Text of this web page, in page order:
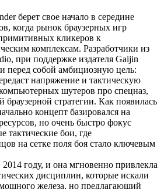
берет свое начало в середине
когда рынок браузерных игр
кликеров к
комплексам. Разработчики из
при поддержке издателя Gaijin
перед собой амбициозную цель:
напряжение и тактическую
шутеров про спецназ,
браузерной стратегии. Как появилась
концепт базировался на
но очень быстро фокус
тактические бои, где
на сетке поля боя стало ключевым
2014 году, и она мгновенно привлекла
дисциплин, которые искали
железа, но предлагающий